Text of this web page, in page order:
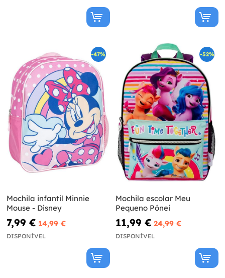
-47%
Mochila infantil Minnie
Mouse - Disney
7,99 € 14,99 €
DISPONÍVEL
-52%
Mochila escolar Meu
Pequeno Pónei
11,99 € 24,99 €
DISPONÍVEL